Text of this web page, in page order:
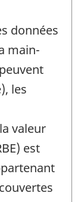
données
main-
les
valeur
est